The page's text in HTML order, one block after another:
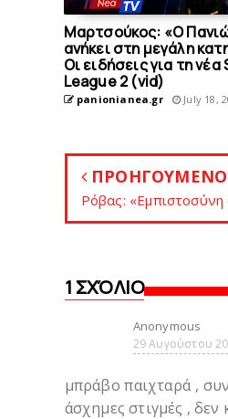
Μαρτσούκος: «Ο
ανήκει στη μεγάλη
Οι ειδήσεις για τη νέα
League 2 (vid)
panionianea.gr July 18,
ΠΡΟΗΓΟΥΜΕΝΟ
Ρόβας: «Εμπιστοσύνη
1 ΣΧΌΛΙΟ
Anonymous
29 Αυγούστου
μπράβο παιχταρά ,
άσχημες στιγμές ,